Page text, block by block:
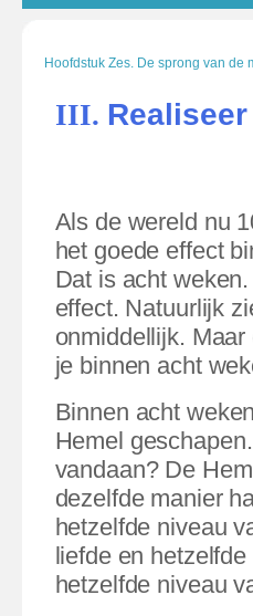
Hoofdstuk Zes. De sprong van
III.
Als de wereld nu
het goede effect
Dat is acht
effect. Natuurlijk
onmiddellijk.
je binnen acht
Binnen acht
Hemel
vandaan? De
dezelfde manier
hetzelfde niveau
liefde en
hetzelfde niveau